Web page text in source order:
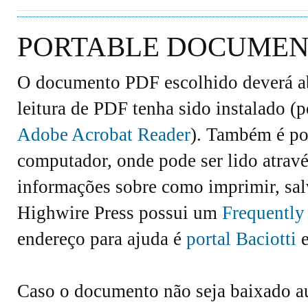
PORTABLE
O documento PDF escolhido deverá
leitura de PDF tenha sido instalado
Adobe Acrobat Reader). Também é
computador, onde pode ser lido
informações sobre como imprimir,
Highwire Press possui um
endereço para ajuda é portal Baciotti
Caso o documento não seja baixado